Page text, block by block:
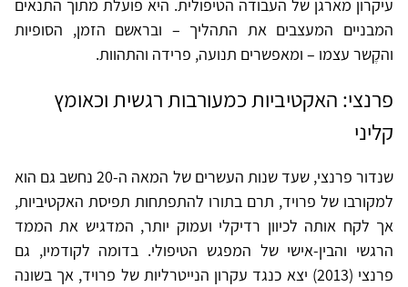
עיקרון מארגן של העבודה הטיפולית. היא פועלת מתוך התנאים
המבניים המעצבים את התהליך – ובראשם הזמן, הסופיות
והקֶשר עצמו – ומאפשרים תנועה, פרידה והתהוות.
פרנצי: האקטיביות כמעורבות רגשית וכאומץ
קליני
שנדור פרנצי, שעד שנות העשרים של המאה ה-20 נחשב גם הוא
למקורבו של פרויד, תרם בתורו להתפתחות תפיסת האקטיביות,
אך לקח אותה לכיוון רדיקלי ועמוק יותר, המדגיש את הממד
הרגשי והבין-אישי של המפגש הטיפולי. בדומה לקודמיו, גם
פרנצי (2013) יצא כנגד עקרון הנייטרליות של פרויד, אך בשונה